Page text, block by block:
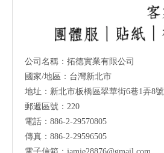
公司名稱：拓德實業有限公司
國家/地區：台灣新北市
地址：新北市板橋區翠華街6巷1弄8號
郵遞區號：220
電話：886-2-29570805
傳真：886-2-29596505